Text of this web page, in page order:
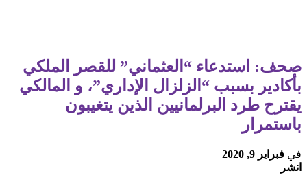
صحف: استدعاء “العثماني” للقصر الملكي
بأكادير بسبب “الزلزال الإداري”، و المالكي
يقترح طرد البرلمانيين الذين يتغيبون
باستمرار
في فبراير 9, 2020
انشر